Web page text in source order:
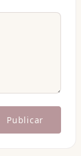
Publicar